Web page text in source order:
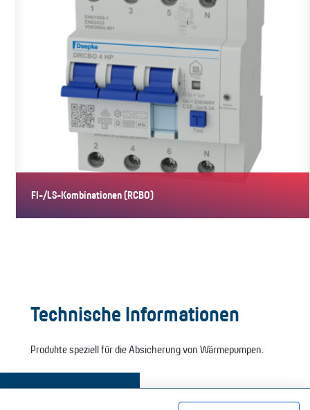
FI-/LS-Kombinationen (RCBO)
RCBO der Variante HP vereinen Fehlerstrom- und
Technische Informationen
Produkte speziell für die Absicherung von Wärmepumpen.